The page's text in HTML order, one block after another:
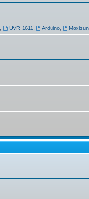
UVR-1611 Arduino Maxisun